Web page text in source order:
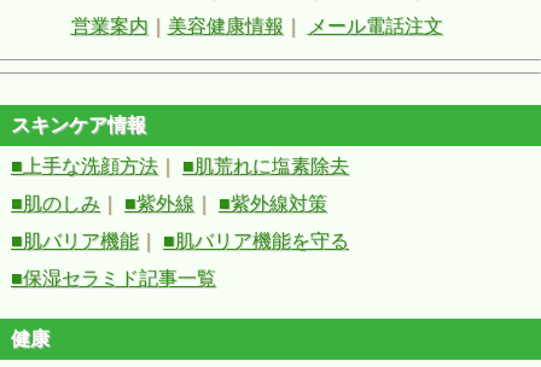
営業案内
美容健康情報 メール電話注文
スキンケア情報
■上手な洗顔方法
■肌荒れに塩素除去
■肌のしみ
■紫外線
■紫外線対策
■肌バリア機能
■肌バリア機能を守る
■保湿セラミド記事一覧
健康